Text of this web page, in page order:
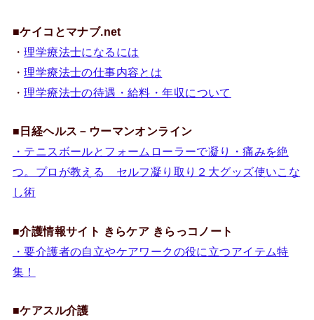
■ケイコとマナブ.net
・理学療法士になるには
・理学療法士の仕事内容とは
・理学療法士の待遇・給料・年収について
■ 日経ヘルス－ウーマンオンライン
・テニスボールとフォームローラーで凝り・痛みを絶
つ。プロが教える セルフ凝り取り２大グッズ使いこな
し術
■介護情報サイト きらケア きらっコノート
・要介護者の自立やケアワークの役に立つアイテム特
集！
■ケアスル介護